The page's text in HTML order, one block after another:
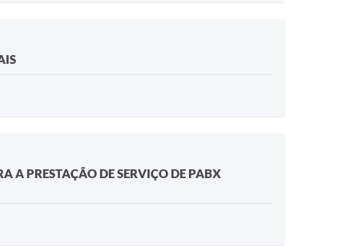
A PRESTAÇÃO DE SERVIÇO DE PABX